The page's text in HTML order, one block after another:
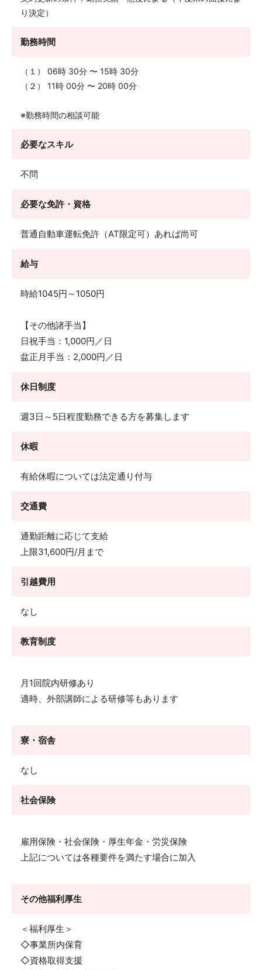
り決定）
勤務時間
（１） 06時 30分 〜 15時 30分
（２） 11時 00分 〜 20時 00分
※勤務時間の相談可能
必要なスキル
不問
必要な免許・資格
普通自動車運転免許（AT限定可）あれば尚可
給与
時給1045円～1050円
【その他諸手当】
日祝手当：1,000円／日
盆正月手当：2,000円／日
休日制度
週3日～5日程度勤務できる方を募集します
休暇
有給休暇については法定通り付与
交通費
通勤距離に応じて支給
上限31,600円/月まで
引越費用
なし
教育制度
月1回院内研修あり
適時、外部講師による研修等もあります
寮・宿舎
なし
社会保険
雇用保険・社会保険・厚生年金・労災保険
上記については各種要件を満たす場合に加入
その他福利厚生
＜福利厚生＞
◇事業所内保育
◇資格取得支援